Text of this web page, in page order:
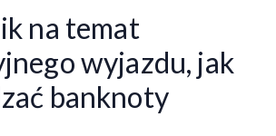
na temat
wyjazdu, jak
banknoty